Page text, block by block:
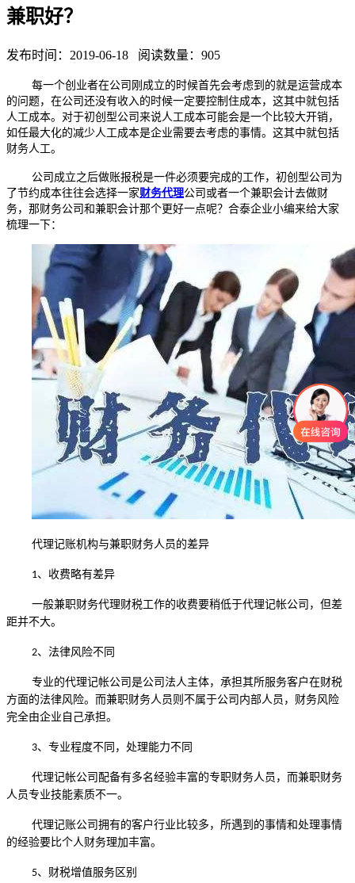
兼职好？
发布时间：2019-06-18 阅读数量：905
每一个创业者在公司刚成立的时候首先会考虑到的就是运营成本
的问题，在公司还没有收入的时候一定要控制住成本，这其中就包括
人工成本。对于初创型公司来说人工成本可能会是一个比较大开销，
如任最大化的减少人工成本是企业需要去考虑的事情。这其中就包括
财务人工。
公司成立之后做账报税是一件必须要完成的工作，初创型公司为
了节约成本往往会选择一家财务代理公司或者一个兼职会计去做财
务，那财务公司和兼职会计那个更好一点呢？合泰企业小编来给大家
梳理一下：
代理记账机构与兼职财务人员的差异
1、收费略有差异
一般兼职财务代理财税工作的收费要稍低于代理记帐公司，但差
距并不大。
2、法律风险不同
专业的代理记帐公司是公司法人主体，承担其所服务客户在财税
方面的法律风险。而兼职财务人员则不属于公司内部人员，财务风险
完全由企业自己承担。
3、专业程度不同，处理能力不同
代理记帐公司配备有多名经验丰富的专职财务人员，而兼职财务
人员专业技能素质不一。
代理记账公司拥有的客户行业比较多，所遇到的事情和处理事情
的经验要比个人财务理加丰富。
5、财税增值服务区别